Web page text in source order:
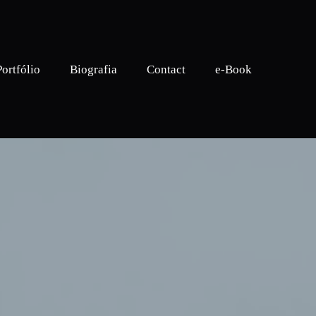
Biografia Contact e-Book